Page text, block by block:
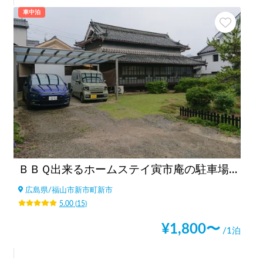
車中泊
ＢＢＱ出来るホームステイ寅市庵の駐車場（太陽被服駐車場）
広島県/福山市新市町新市
5.00(15)
¥1,800〜 /1泊